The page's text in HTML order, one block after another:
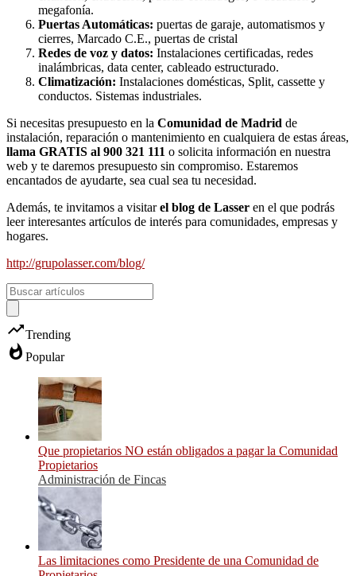
megafonía.
Puertas Automáticas: puertas de garaje, automatismos y
cierres, Marcado C.E., puertas de cristal
Redes de voz y datos: Instalaciones certificadas, redes
inalámbricas, data center, cableado estructurado.
Climatización: Instalaciones domésticas, Split, cassette y
conductos. Sistemas industriales.
Si necesitas presupuesto en la Comunidad de Madrid de
instalación, reparación o mantenimiento en cualquiera de estas áreas,
llama GRATIS al 900 321 111 o solicita información en nuestra
web y te daremos presupuesto sin compromiso. Estaremos
encantados de ayudarte, sea cual sea tu necesidad.
Además, te invitamos a visitarel blog de Lasser en el que podrás
leer interesantes artículos de interés para comunidades, empresas y
hogares.
http://grupolasser.com/blog/
trending_upTrending
whatshot Popular
Que propietarios NO están obligados a pagar la Comunidad
Propietarios
Administración de Fincas
Las limitaciones como Presidente de una Comunidad de